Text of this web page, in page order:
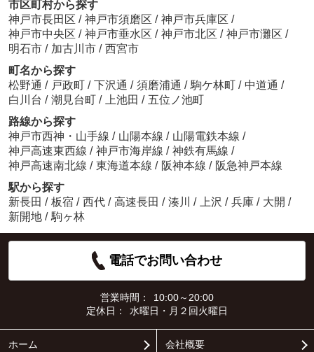
市区町村から探す
神戸市長田区 / 神戸市須磨区 / 神戸市兵庫区 /
神戸市中央区 / 神戸市垂水区 / 神戸市北区 / 神戸市灘区 /
明石市 / 加古川市 / 西宮市
町名から探す
松野通 / 戸政町 / 下沢通 / 須磨浦通 / 駒ケ林町 / 中道通 /
白川台 / 潮見台町 / 上池田 / 五位ノ池町
路線から探す
神戸市西神・山手線 / 山陽本線 / 山陽電鉄本線 /
神戸高速東西線 / 神戸市海岸線 / 神鉄有馬線 /
神戸高速南北線 / 東海道本線 / 阪神本線 / 阪急神戸本線
駅から探す
新長田 / 板宿 / 西代 / 高速長田 / 湊川 / 上沢 / 兵庫 / 大開 /
新開地 / 駒ヶ林
電話でお問い合わせ
営業時間：
10:00～20:00
定休日：
水曜日・月２回火曜日
ホーム 会社概要